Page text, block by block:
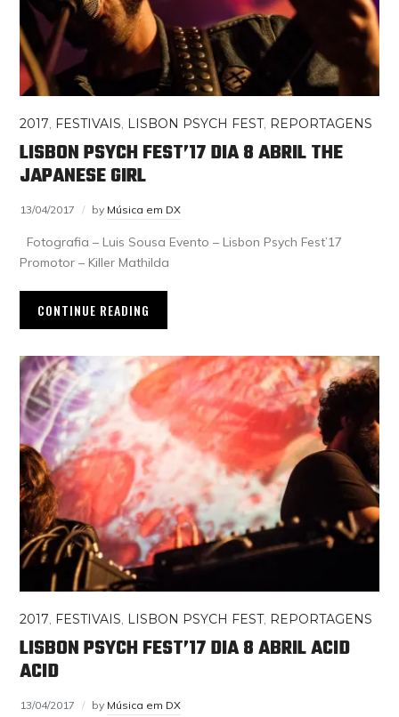
2017, FESTIVAIS, LISBON PSYCH FEST, REPORTAGENS
LISBON PSYCH FEST’17 DIA 8 ABRIL THE
JAPANESE GIRL
13/04/2017 by Música em DX
Fotografia – Luis Sousa Evento – Lisbon Psych Fest’17
Promotor – Killer Mathilda
CONTINUE READING
2017, FESTIVAIS, LISBON PSYCH FEST, REPORTAGENS
LISBON PSYCH FEST’17 DIA 8 ABRIL ACID
ACID
13/04/2017 by Música em DX